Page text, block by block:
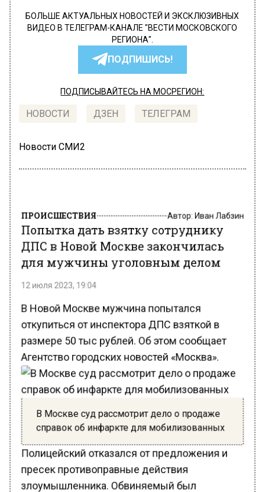
БОЛЬШЕ АКТУАЛЬНЫХ НОВОСТЕЙ И ЭКСКЛЮЗИВНЫХ
ВИДЕО В ТЕЛЕГРАМ-КАНАЛЕ "ВЕСТИ МОСКОВСКОГО
РЕГИОНА".
ПОДПИШИСЬ!
ПОДПИСЫВАЙТЕСЬ НА МОСРЕГИОН:
НОВОСТИ ДЗЕН ТЕЛЕГРАМ
Новости СМИ2
Попытка дать взятку сотруднику
ДПС в Новой Москве закончилась
для мужчины уголовным делом
В Новой Москве мужчина попытался
откупиться от инспектора ДПС взяткой в
размере 50 тыс рублей. Об этом сообщает
Агентство городских новостей «Москва».
В Москве суд рассмотрит дело о продаже
справок об инфаркте для мобилизованных
Полицейский отказался от предложения и
пресек противоправные действия
злоумышленника. Обвиняемый был